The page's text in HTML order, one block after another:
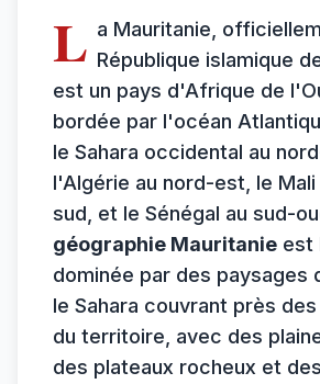
L a Mauritanie,
République islamique
est un pays d'Afrique de
bordée par l'océan
le Sahara occidental au
l'Algérie au nord-est, le
sud, et le Sénégal au sud-
géographie Mauritanie est
dominée par des paysages
le Sahara couvrant près
du territoire, avec des
des plateaux rocheux et